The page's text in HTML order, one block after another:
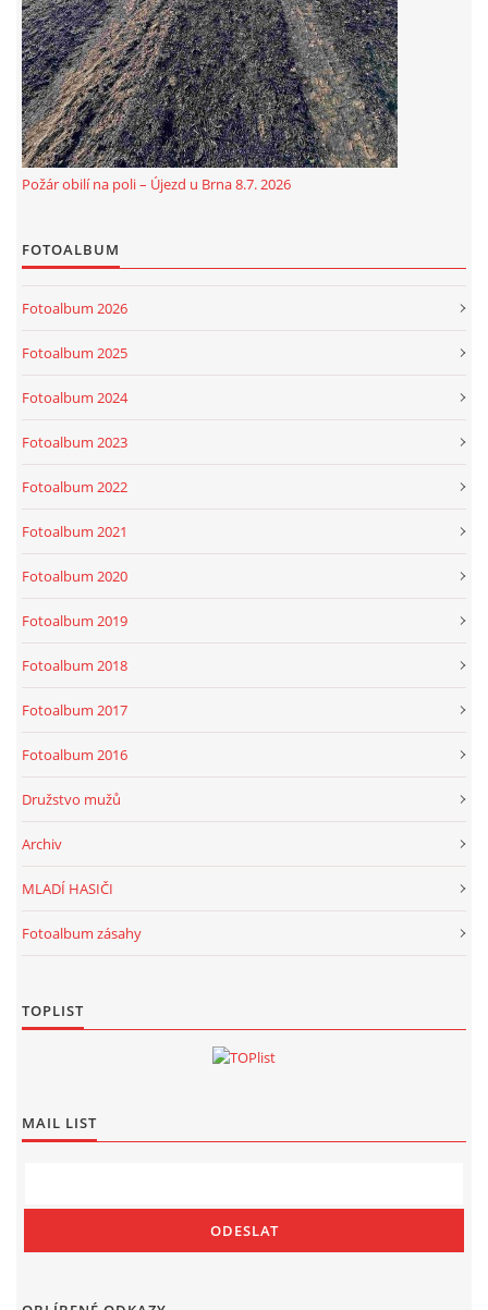
Požár obilí na poli – Újezd u Brna 8.7. 2026
FOTOALBUM
Fotoalbum 2026
Fotoalbum 2025
Fotoalbum 2024
Fotoalbum 2023
Fotoalbum 2022
Fotoalbum 2021
Fotoalbum 2020
Fotoalbum 2019
Fotoalbum 2018
Fotoalbum 2017
Fotoalbum 2016
Družstvo mužů
Archiv
MLADÍ HASIČI
Fotoalbum zásahy
TOPLIST
MAIL LIST